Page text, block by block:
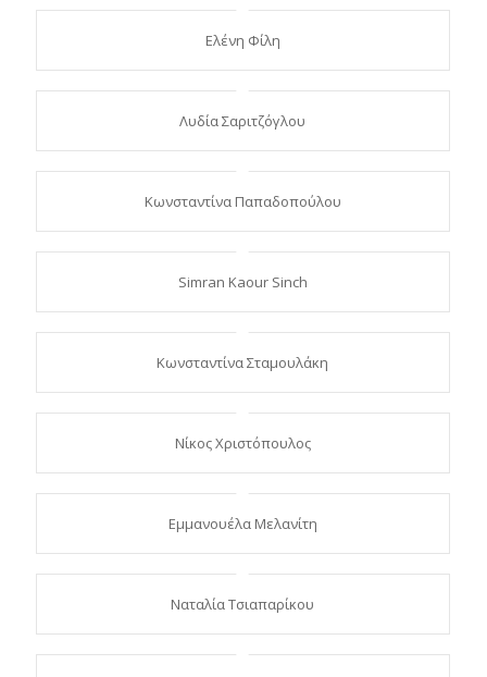
Ελένη Φίλη
Λυδία Σαριτζόγλου
Κωνσταντίνα Παπαδοπούλου
Simran Kaour Sinch
Κωνσταντίνα Σταμουλάκη
Νίκος Χριστόπουλος
Εμμανουέλα Μελανίτη
Ναταλία Τσιαπαρίκου